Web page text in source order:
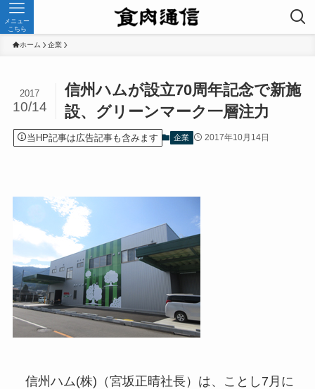
メニュー
こちら
ホーム 企業
信州ハムが設立70周年記念で新施
設、グリーンマーク一層注力
2017
10/14
当HP記事は広告記事も含みます 企業 2017年10月14日
信州ハム(株)（宮坂正晴社長）は、ことし7月に